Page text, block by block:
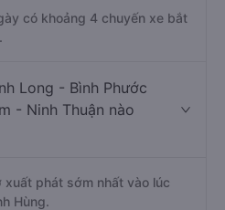
có khoảng 4 chuyến xe bắt
Long - Bình Phước
- Ninh Thuận nào
xuất phát sớm nhất vào lúc
Hùng.